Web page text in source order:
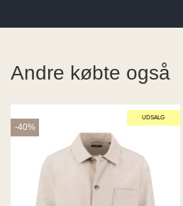
Andre købte også
UDSALG
-40%